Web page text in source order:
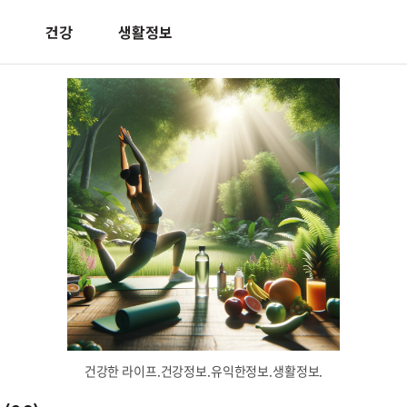
건강 생활정보
건강한 라이프.건강정보.유익한정보.생활정보.